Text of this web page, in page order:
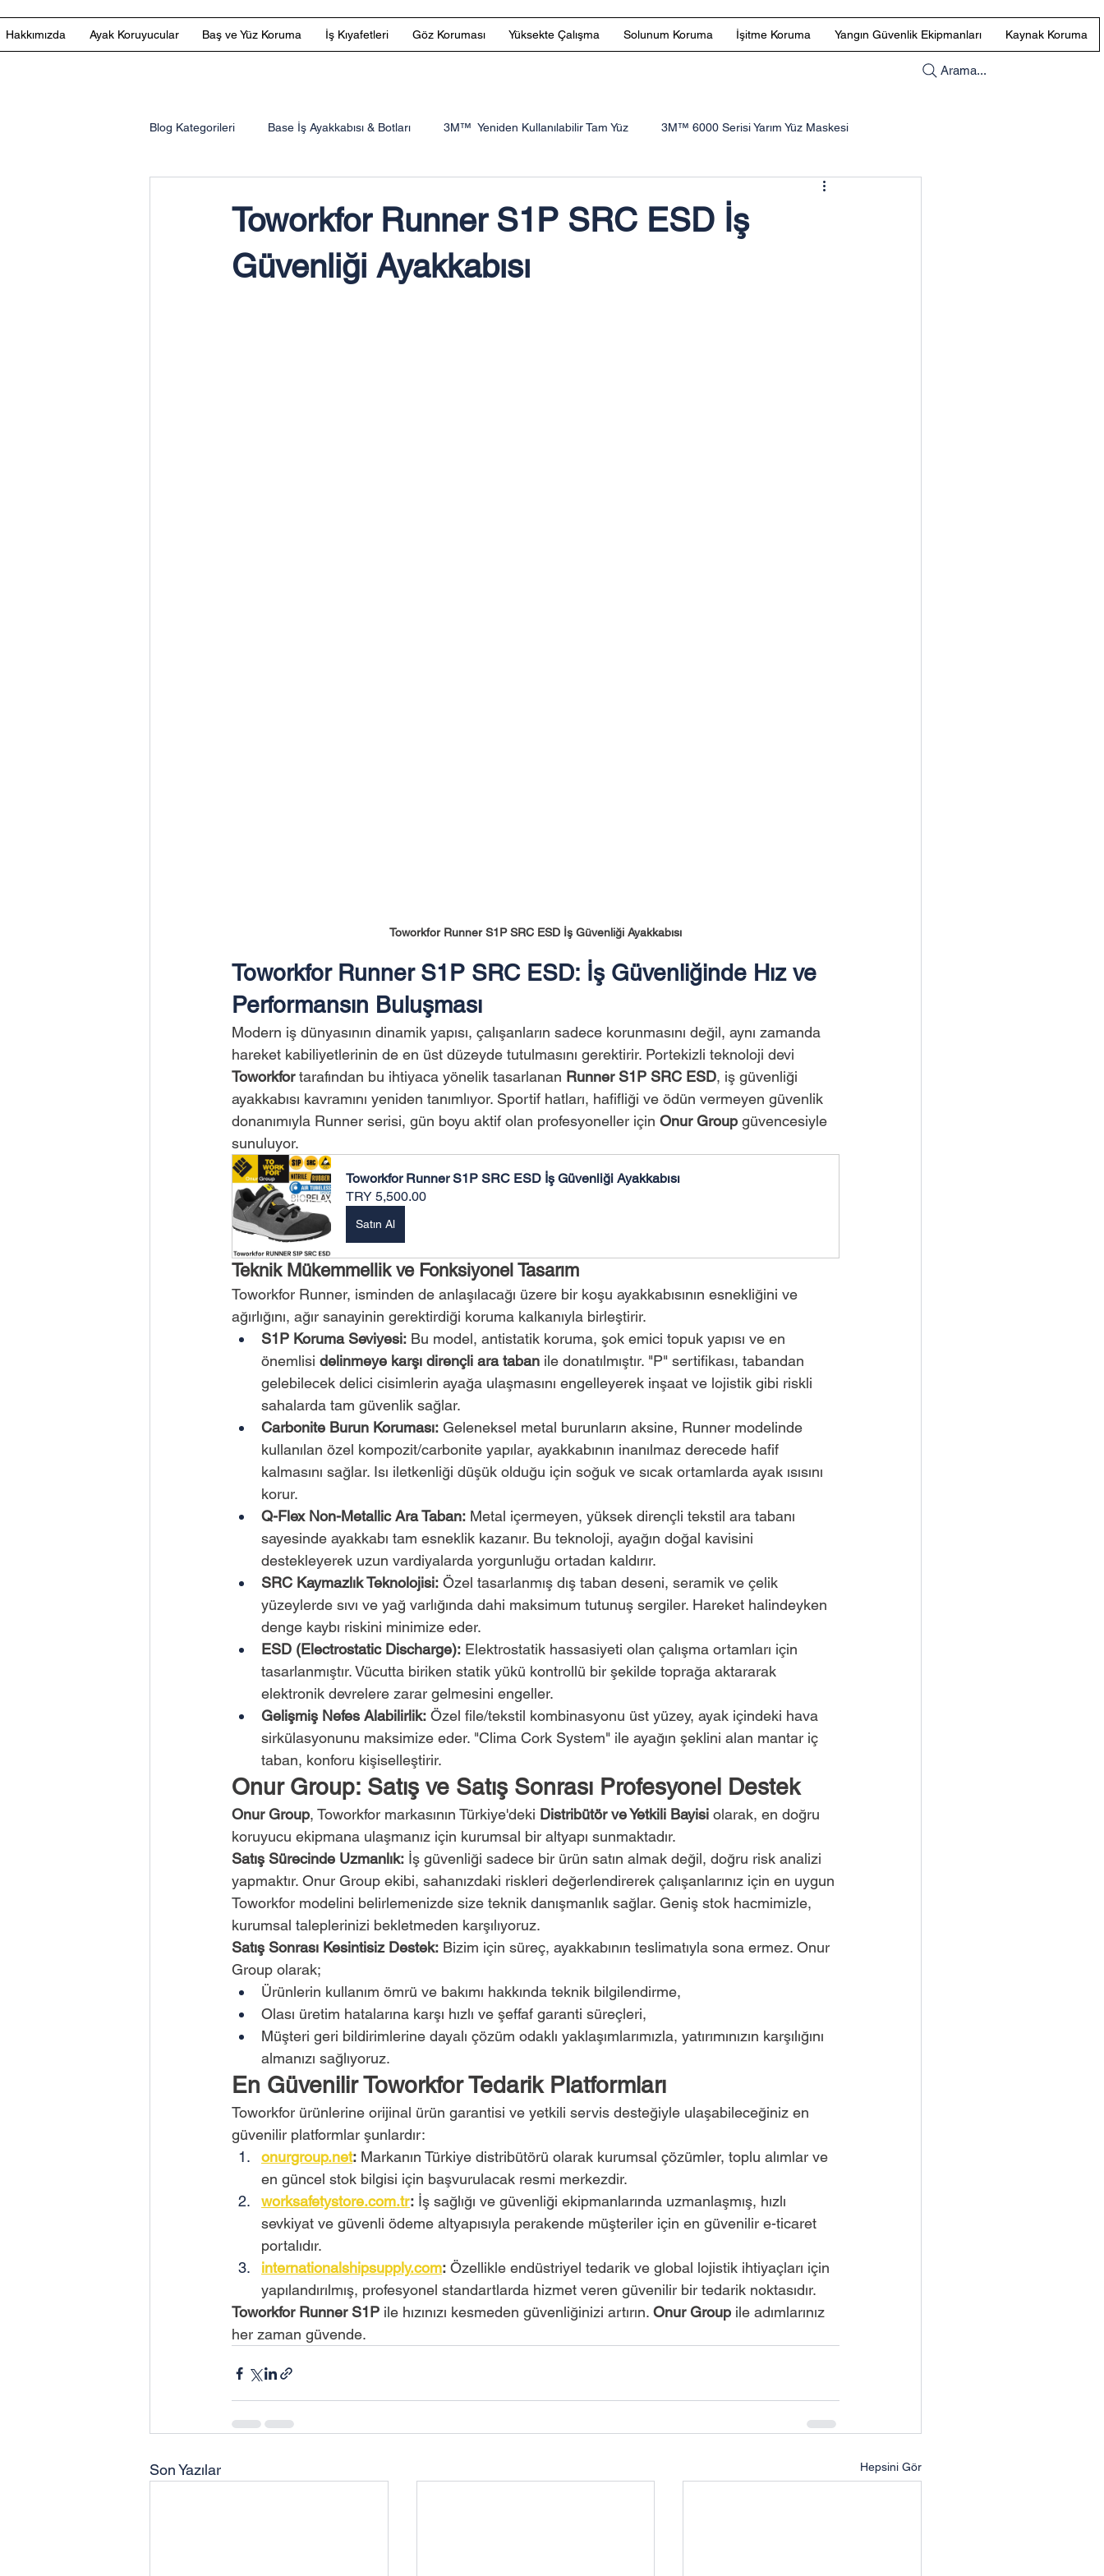
Hakkımızda Ayak Koruyucular Baş ve Yüz Koruma İş Kıyafetleri Göz Koruması Yüksekte Çalışma Solunum Koruma İşitme Koruma Yangın Güvenlik Ekipmanları Kaynak Koruma
Arama...
Blog Kategorileri Base İş Ayakkabısı & Botları 3M™ Yeniden Kullanılabilir Tam Yüz 3M™ 6000 Serisi Yarım Yüz Maskesi
Uvex Göz Koruması
3M™ Speedglas™ speed
Toworkfor Runner S1P SRC ESD İş
Güvenliği Ayakkabısı
Toworkfor Runner S1P SRC ESD İş Güvenliği Ayakkabısı
Toworkfor Runner S1P SRC ESD: İş Güvenliğinde Hız ve
Performansın Buluşması
Modern iş dünyasının dinamik yapısı, çalışanların sadece korunmasını değil, aynı zamanda
hareket kabiliyetlerinin de en üst düzeyde tutulmasını gerektirir. Portekizli teknoloji devi
Toworkfor tarafından bu ihtiyaca yönelik tasarlanan Runner S1P SRC ESD, iş güvenliği
ayakkabısı kavramını yeniden tanımlıyor. Sportif hatları, hafifliği ve ödün vermeyen güvenlik
donanımıyla Runner serisi, gün boyu aktif olan profesyoneller için Onur Group güvencesiyle
sunuluyor.
Toworkfor Runner S1P SRC ESD İş Güvenliği Ayakkabısı
TRY 5,500.00
Satın Al
Teknik Mükemmellik ve Fonksiyonel Tasarım
Toworkfor Runner, isminden de anlaşılacağı üzere bir koşu ayakkabısının esnekliğini ve
ağırlığını, ağır sanayinin gerektirdiği koruma kalkanıyla birleştirir.
S1P Koruma Seviyesi: Bu model, antistatik koruma, şok emici topuk yapısı ve en
önemlisi delinmeye karşı dirençli ara taban ile donatılmıştır. "P" sertifikası, tabandan
gelebilecek delici cisimlerin ayağa ulaşmasını engelleyerek inşaat ve lojistik gibi riskli
sahalarda tam güvenlik sağlar.
Carbonite Burun Koruması: Geleneksel metal burunların aksine, Runner modelinde
kullanılan özel kompozit/carbonite yapılar, ayakkabının inanılmaz derecede hafif
kalmasını sağlar. Isı iletkenliği düşük olduğu için soğuk ve sıcak ortamlarda ayak ısısını
korur.
Q-Flex Non-Metallic Ara Taban: Metal içermeyen, yüksek dirençli tekstil ara tabanı
sayesinde ayakkabı tam esneklik kazanır. Bu teknoloji, ayağın doğal kavisini
destekleyerek uzun vardiyalarda yorgunluğu ortadan kaldırır.
SRC Kaymazlık Teknolojisi: Özel tasarlanmış dış taban deseni, seramik ve çelik
yüzeylerde sıvı ve yağ varlığında dahi maksimum tutunuş sergiler. Hareket halindeyken
denge kaybı riskini minimize eder.
ESD (Electrostatic Discharge): Elektrostatik hassasiyeti olan çalışma ortamları için
tasarlanmıştır. Vücutta biriken statik yükü kontrollü bir şekilde toprağa aktararak
elektronik devrelere zarar gelmesini engeller.
Gelişmiş Nefes Alabilirlik: Özel file/tekstil kombinasyonu üst yüzey, ayak içindeki hava
sirkülasyonunu maksimize eder. "Clima Cork System" ile ayağın şeklini alan mantar iç
taban, konforu kişiselleştirir.
Onur Group: Satış ve Satış Sonrası Profesyonel Destek
Onur Group, Toworkfor markasının Türkiye'deki Distribütör ve Yetkili Bayisi olarak, en doğru
koruyucu ekipmana ulaşmanız için kurumsal bir altyapı sunmaktadır.
Satış Sürecinde Uzmanlık: İş güvenliği sadece bir ürün satın almak değil, doğru risk analizi
yapmaktır. Onur Group ekibi, sahanızdaki riskleri değerlendirerek çalışanlarınız için en uygun
Toworkfor modelini belirlemenizde size teknik danışmanlık sağlar. Geniş stok hacmimizle,
kurumsal taleplerinizi bekletmeden karşılıyoruz.
Satış Sonrası Kesintisiz Destek: Bizim için süreç, ayakkabının teslimatıyla sona ermez. Onur
Group olarak;
Ürünlerin kullanım ömrü ve bakımı hakkında teknik bilgilendirme,
Olası üretim hatalarına karşı hızlı ve şeffaf garanti süreçleri,
Müşteri geri bildirimlerine dayalı çözüm odaklı yaklaşımlarımızla, yatırımınızın karşılığını
almanızı sağlıyoruz.
En Güvenilir Toworkfor Tedarik Platformları
Toworkfor ürünlerine orijinal ürün garantisi ve yetkili servis desteğiyle ulaşabileceğiniz en
güvenilir platformlar şunlardır:
onurgroup.net: Markanın Türkiye distribütörü olarak kurumsal çözümler, toplu alımlar ve
en güncel stok bilgisi için başvurulacak resmi merkezdir.
worksafetystore.com.tr: İş sağlığı ve güvenliği ekipmanlarında uzmanlaşmış, hızlı
sevkiyat ve güvenli ödeme altyapısıyla perakende müşteriler için en güvenilir e-ticaret
portalıdır.
internationalshipsupply.com: Özellikle endüstriyel tedarik ve global lojistik ihtiyaçları için
yapılandırılmış, profesyonel standartlarda hizmet veren güvenilir bir tedarik noktasıdır.
Toworkfor Runner S1P ile hızınızı kesmeden güvenliğinizi artırın. Onur Group ile adımlarınız
her zaman güvende.
Son Yazılar Hepsini Gör